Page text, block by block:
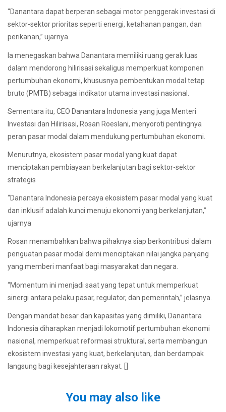
“Danantara dapat berperan sebagai motor penggerak investasi di
sektor-sektor prioritas seperti energi, ketahanan pangan, dan
perikanan,” ujarnya.
Ia menegaskan bahwa Danantara memiliki ruang gerak luas
dalam mendorong hilirisasi sekaligus memperkuat komponen
pertumbuhan ekonomi, khususnya pembentukan modal tetap
bruto (PMTB) sebagai indikator utama investasi nasional.
Sementara itu, CEO Danantara Indonesia yang juga Menteri
Investasi dan Hilirisasi, Rosan Roeslani, menyoroti pentingnya
peran pasar modal dalam mendukung pertumbuhan ekonomi.
Menurutnya, ekosistem pasar modal yang kuat dapat
menciptakan pembiayaan berkelanjutan bagi sektor-sektor
strategis
“Danantara Indonesia percaya ekosistem pasar modal yang kuat
dan inklusif adalah kunci menuju ekonomi yang berkelanjutan,”
ujarnya
Rosan menambahkan bahwa pihaknya siap berkontribusi dalam
penguatan pasar modal demi menciptakan nilai jangka panjang
yang memberi manfaat bagi masyarakat dan negara.
“Momentum ini menjadi saat yang tepat untuk memperkuat
sinergi antara pelaku pasar, regulator, dan pemerintah,” jelasnya.
Dengan mandat besar dan kapasitas yang dimiliki, Danantara
Indonesia diharapkan menjadi lokomotif pertumbuhan ekonomi
nasional, memperkuat reformasi struktural, serta membangun
ekosistem investasi yang kuat, berkelanjutan, dan berdampak
langsung bagi kesejahteraan rakyat. []
You may also like